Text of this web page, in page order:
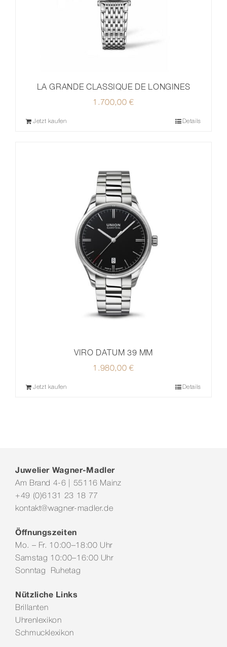
LA GRANDE CLASSIQUE DE LONGINES
1.700,00€
Jetzt kaufen Details
VIRO DATUM 39 MM
1.980,00€
Jetzt kaufen Details
Juwelier Wagner-Madler
Am Brand 4-6 | 55116 Mainz
+49 (0)6131 23 18 77
kontakt@wagner-madler.de
Öffnungszeiten
Mo. – Fr. 10:00–18:00 Uhr
Samstag 10:00–16:00 Uhr
Sonntag Ruhetag
Nützliche Links
Brillanten
Uhrenlexikon
Schmucklexikon